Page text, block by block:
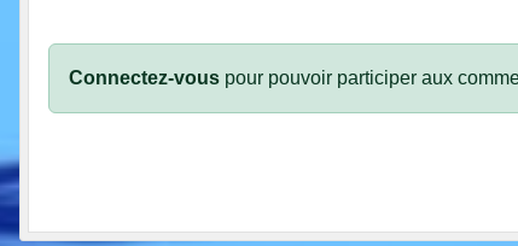
Connectez-vous pour pouvoir participer aux